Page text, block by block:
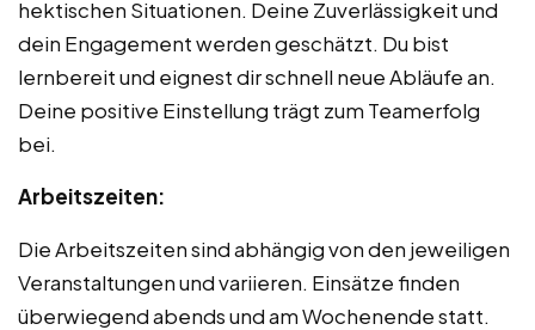
hektischen Situationen. Deine Zuverlässigkeit und
dein Engagement werden geschätzt. Du bist
lernbereit und eignest dir schnell neue Abläufe an.
Deine positive Einstellung trägt zum Teamerfolg
bei.
Arbeitszeiten:
Die Arbeitszeiten sind abhängig von den jeweiligen
Veranstaltungen und variieren. Einsätze finden
überwiegend abends und am Wochenende statt.